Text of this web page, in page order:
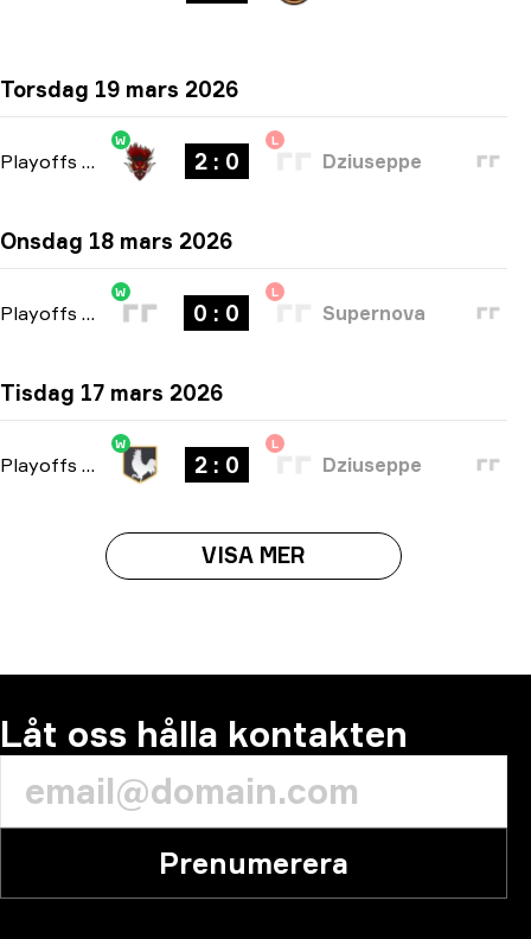
Torsdag 19 mars 2026
Playoffs bo3
W
2 : 0
L
Dziuseppe
Onsdag 18 mars 2026
Playoffs bo3
W
0 : 0
L
Supernova
Tisdag 17 mars 2026
Playoffs
W
2 : 0
L
Dziuseppe
VISA MER
Låt oss hålla kontakten
Prenumerera